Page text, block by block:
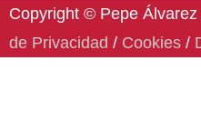
Copyright © Pepe Álvarez
de Privacidad / Cookies /